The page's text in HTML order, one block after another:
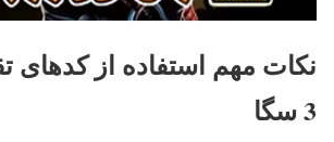
نکات مهم استفاده از کدهای
3 سگا